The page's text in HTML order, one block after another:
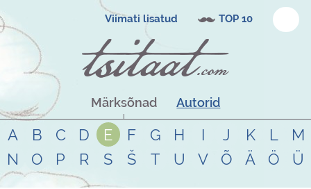
Viimati lisatud TOP 10
Märksõnad Autorid
A B C D E F G H I J K L
M
N
O P R S Š T U V Õ Ä Ö Ü